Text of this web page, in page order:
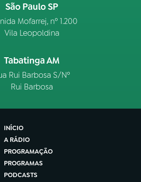
São Paulo SP
Mofarrej, nº 1.200
Vila Leopoldina
Tabatinga AM
Rui Barbosa S/Nº
Rui Barbosa
INÍCIO
A RÁDIO
PROGRAMAÇÃO
PROGRAMAS
PODCASTS